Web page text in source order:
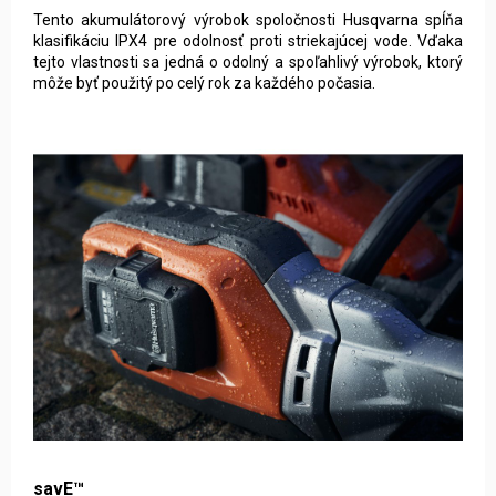
Tento akumulátorový výrobok spoločnosti Husqvarna spĺňa
klasifikáciu IPX4 pre odolnosť proti striekajúcej vode. Vďaka
tejto vlastnosti sa jedná o odolný a spoľahlivý výrobok, ktorý
môže byť použitý po celý rok za každého počasia.
savE™